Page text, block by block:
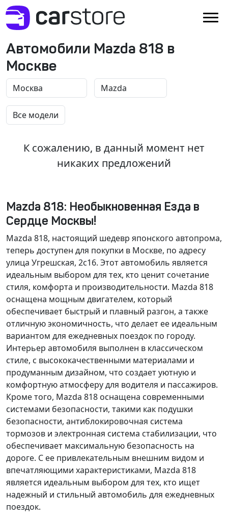
Автомобили Mazda 818 в
Москве
К сожалению, в данный момент нет
никаких предложений
Mazda 818: Необыкновенная Езда в
Сердце Москвы!
Mazda 818, настоящий шедевр японского автопрома,
теперь доступен для покупки в Москве, по адресу
улица Угрешская, 2с16. Этот автомобиль является
идеальным выбором для тех, кто ценит сочетание
стиля, комфорта и производительности. Mazda 818
оснащена мощным двигателем, который
обеспечивает быстрый и плавный разгон, а также
отличную экономичность, что делает ее идеальным
вариантом для ежедневных поездок по городу.
Интерьер автомобиля выполнен в классическом
стиле, с высококачественными материалами и
продуманным дизайном, что создает уютную и
комфортную атмосферу для водителя и пассажиров.
Кроме того, Mazda 818 оснащена современными
системами безопасности, такими как подушки
безопасности, антиблокировочная система
тормозов и электронная система стабилизации, что
обеспечивает максимальную безопасность на
дороге. С ее привлекательным внешним видом и
впечатляющими характеристиками, Mazda 818
является идеальным выбором для тех, кто ищет
надежный и стильный автомобиль для ежедневных
поездок.